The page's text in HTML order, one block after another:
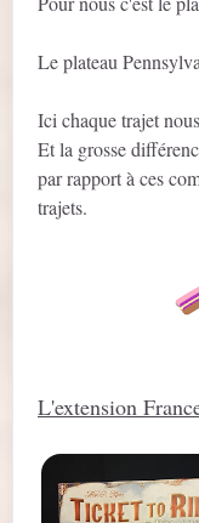
Le plateau
Ici chaque trajet
Et la grosse
par rapport à ces
trajets.
L'extension